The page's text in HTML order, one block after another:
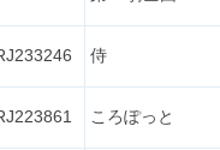
侍
ころぽっと